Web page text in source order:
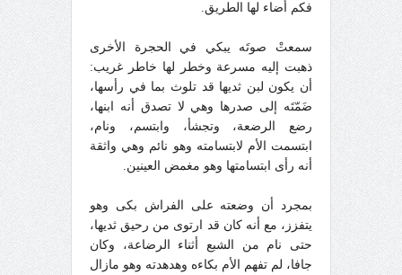
فكم أضاء لها الطريق.
سمعتْ صوتَه يبكي في الحجرة الأخرى
ذهبت إليه مسرعة وخطر لها خاطر غريب:
أن يكون لبن ثديها قد تلوث بما في رأسها،
ضَمّتَه إلى صدرها وهي لا تصدق أنه ابنها،
رضع الرضعة، وتجشأ، وابتسم، ونام،
ابتسمت الأم لابتسامته وهو نائم وهي واثقة
أنه رأى ابتسامتها وهو مغمض العينين.
بمجرد أن وضعته على الفراش بكى وهو
يتفزز، مع أنه كان قد ارتوى من رحيق ثديها،
حتى نام من الشبع أثناء الرضاعة، وكان
جافا، لم تفهم الأم بكاءه وهدهدته وهو مازال